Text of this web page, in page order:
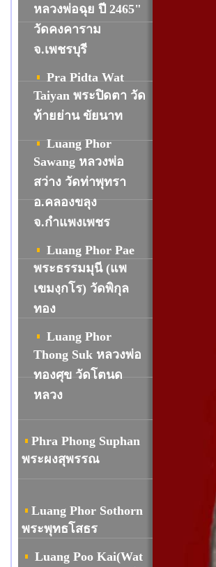
หลวงพ่อฉุย ปี 2465"
วัดคงคาราม
จ.เพชรบุรี
Pra Pidta Wat
Taiyan พระปิดตา วัด
ท้ายย่าน ขัยนาท
Luang Phor
Sawang หลวงพ่อ
สว่าง วัดท่าพุทรา
อ.คลองขลุง
จ.กำแพงเพชร
Luang Phor Pae
พระธรรมมุนี (แพ
เขมงฺกโร) วัดพิกุล
ทอง
Luang Phor
Thong Suk หลวงพ่อ
ทองศุข วัดโตนด
หลวง
Phra Phong Suphan
พระผงสุพรรณ
Luang Phor Sothorn
พระพุทธโสธร
Luang Poo Kai(Wat